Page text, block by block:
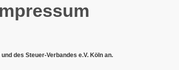
des Steuer-Verbandes e.V. Köln an.